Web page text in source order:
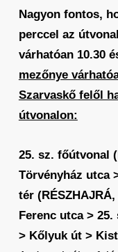
Nagyon fontos,
perccel az
várhatóan 10.30
mezőnye
Szarvaskő felől
útvonalon:
25. sz. főútvonal
Törvényház utca
tér
Ferenc utca >
> Kőlyuk út >